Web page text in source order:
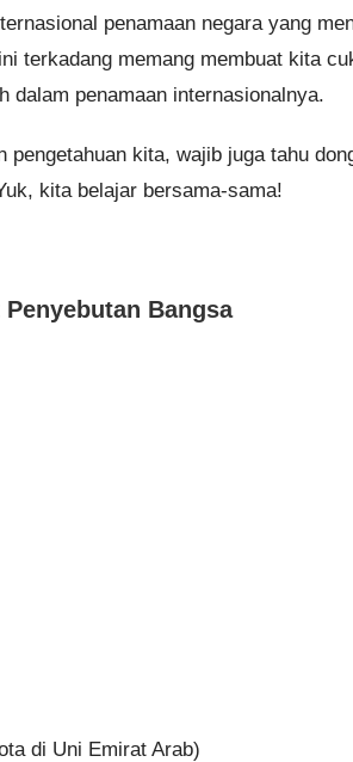
penamaan negara yang
terkadang memang membuat kita
dalam penamaan internasionalnya.
kita, wajib juga tahu
kita belajar bersama-sama!
Bangsa
di Uni Emirat Arab)